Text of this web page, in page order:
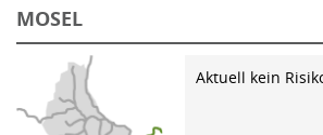
MOSEL
Aktuell kein